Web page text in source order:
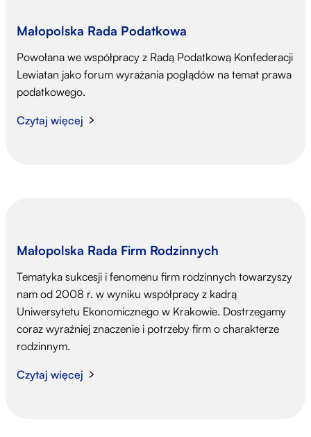
Małopolska Rada Podatkowa
Powołana we współpracy z Radą Podatkową Konfederacji
Lewiatan jako forum wyrażania poglądów na temat prawa
podatkowego.
Czytaj więcej
Małopolska Rada Firm Rodzinnych
Tematyka sukcesji i fenomenu firm rodzinnych towarzyszy
nam od 2008 r. w wyniku współpracy z kadrą
Uniwersytetu Ekonomicznego w Krakowie. Dostrzegamy
coraz wyraźniej znaczenie i potrzeby firm o charakterze
rodzinnym.
Czytaj więcej